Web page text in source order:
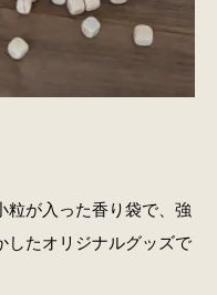
粒が入った香り袋で、強
したオリジナルグッズで